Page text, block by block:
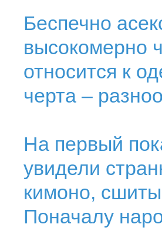
Беспечно
высокомерно
относится к
черта –
На первый
увидели
кимоно,
Поначалу